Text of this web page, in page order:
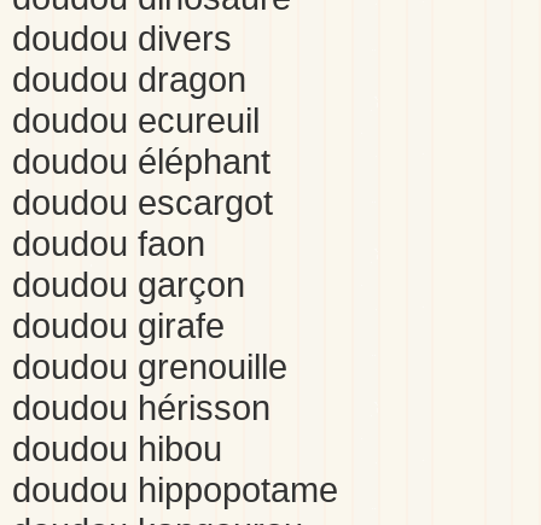
doudou divers
doudou dragon
doudou ecureuil
doudou éléphant
doudou escargot
doudou faon
doudou garçon
doudou girafe
doudou grenouille
doudou hérisson
doudou hibou
doudou hippopotame